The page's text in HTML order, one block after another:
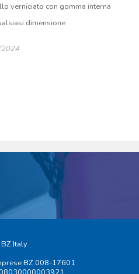
verniciato con gomma interna
dimensione
2024
Italy
BZ 008-17601